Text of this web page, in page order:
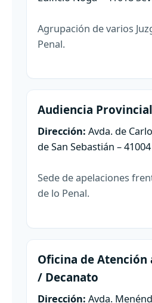
Agrupación de varios
Penal.
Audiencia
Dirección: Avda. de
de San Sebastián –
Sede de apelaciones
de lo Penal.
Oficina de Atención
/ Decanato
Dirección: Avda.